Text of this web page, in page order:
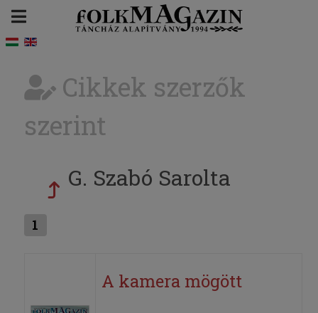
Cikkek szerzők
szerint
G. Szabó Sarolta
1
A kamera mögött